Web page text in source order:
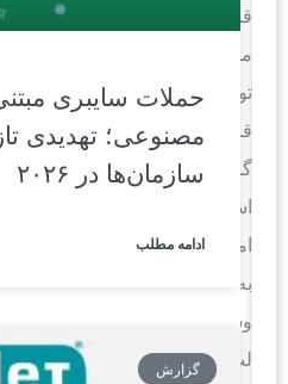
قبل
مورد
توجه
قرار
گرفته
است.
امروزه
وسیله
حملات سایبری
مصنوعی؛ تهدیدی
سازمان‌ها در ۲۰۲۶
ادامه مطلب
گزارش